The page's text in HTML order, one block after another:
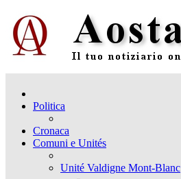
Politica
Cronaca
Comuni e Unités
Unité Valdigne Mont-Blanc